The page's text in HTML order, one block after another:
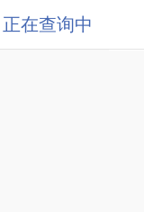
正在查询中